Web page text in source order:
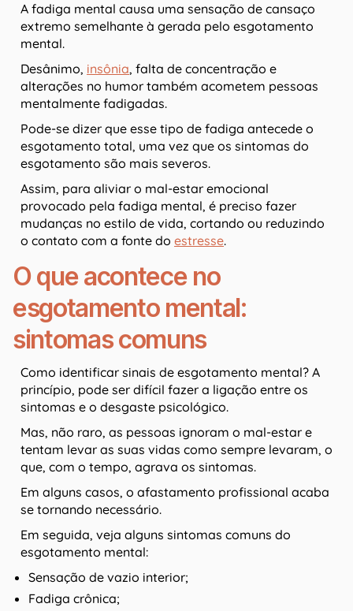
A fadiga mental causa uma sensação de cansaço
extremo semelhante à gerada pelo esgotamento
mental.
Desânimo, insônia, falta de concentração e
alterações no humor também acometem pessoas
mentalmente fadigadas.
Pode-se dizer que esse tipo de fadiga antecede o
esgotamento total, uma vez que os sintomas do
esgotamento são mais severos.
Assim, para aliviar o mal-estar emocional
provocado pela fadiga mental, é preciso fazer
mudanças no estilo de vida, cortando ou reduzindo
o contato com a fonte do estresse.
O que acontece no
esgotamento mental:
sintomas comuns
Como identificar sinais de esgotamento mental? A
princípio, pode ser difícil fazer a ligação entre os
sintomas e o desgaste psicológico.
Mas, não raro, as pessoas ignoram o mal-estar e
tentam levar as suas vidas como sempre levaram, o
que, com o tempo, agrava os sintomas.
Em alguns casos, o afastamento profissional acaba
se tornando necessário.
Em seguida, veja alguns sintomas comuns do
esgotamento mental:
Sensação de vazio interior;
Fadiga crônica;